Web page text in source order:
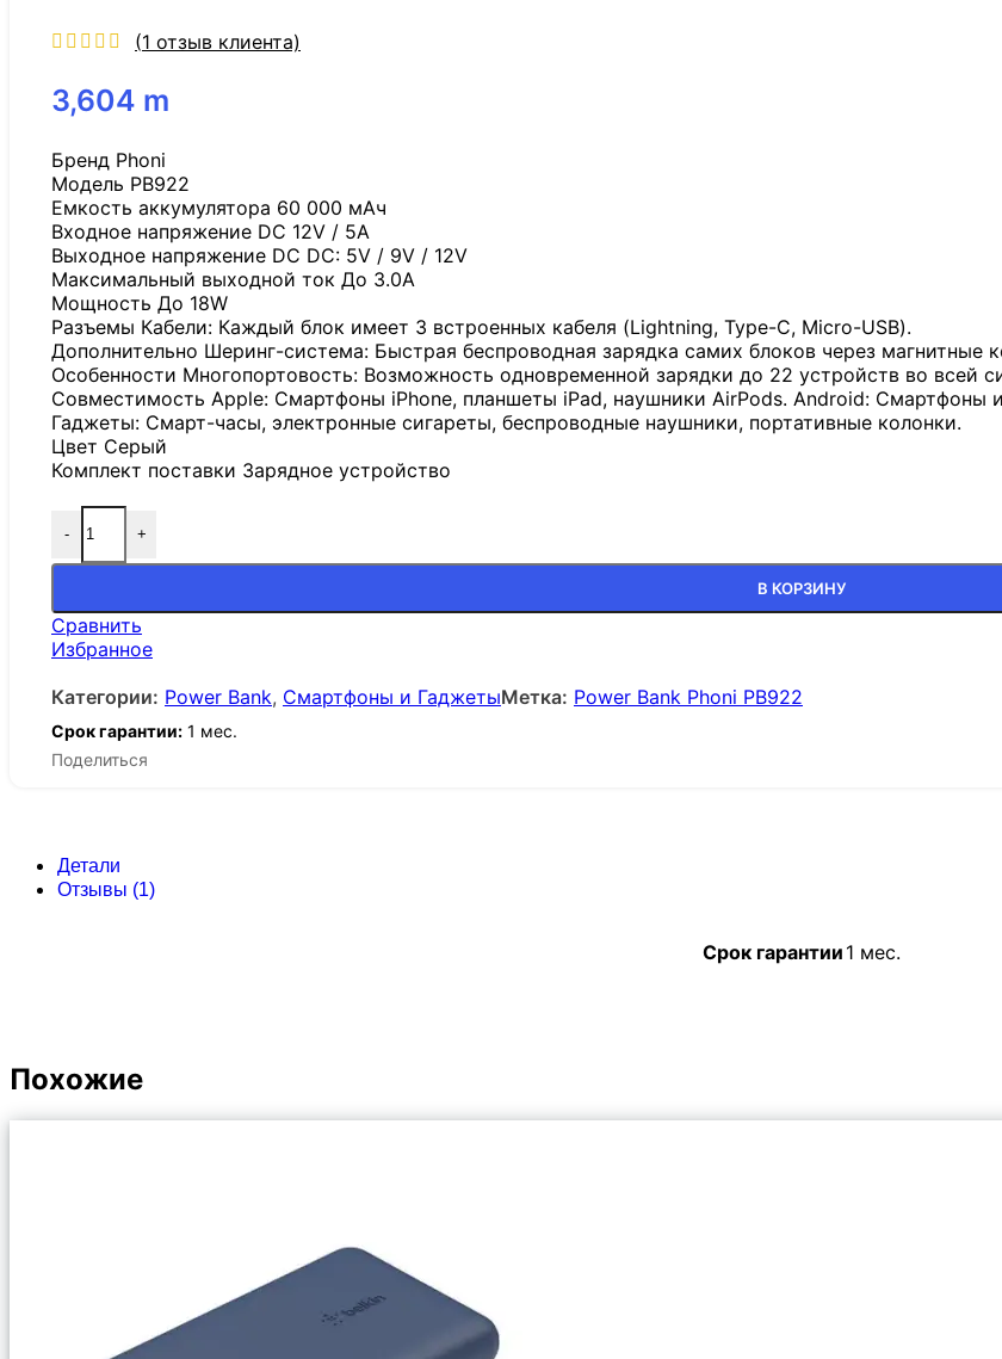
(1 отзыв клиента)
3,604 m
Бренд Phoni
Модель PB922
Емкость аккумулятора 60 000 мАч
Входное напряжение DC 12V / 5A
Выходное напряжение DC DC: 5V / 9V / 12V
Максимальный выходной ток До 3.0А
Мощность До 18W
Разъемы Кабели: Каждый блок имеет 3 встроенных кабеля (Lightning, Type-C, Micro-USB).
Дополнительно Шеринг-система: Быстрая беспроводная зарядка самих блоков через магнитные
Особенности Многопортовость: Возможность одновременной зарядки до 22 устройств во всей
Совместимость Apple: Смартфоны iPhone, планшеты iPad, наушники AirPods. Android: Смартфоны
Гаджеты: Смарт-часы, электронные сигареты, беспроводные наушники, портативные колонки.
Цвет Серый
Комплект поставки Зарядное устройство
- +
В КОРЗИНУ
Сравнить
Избранное
Категории: Power Bank, Смартфоны и ГаджетыМетка: Power Bank Phoni PB922
Срок гарантии: 1 мес.
Поделиться
Детали
Отзывы (1)
Срок гарантии 1 мес.
Похожие